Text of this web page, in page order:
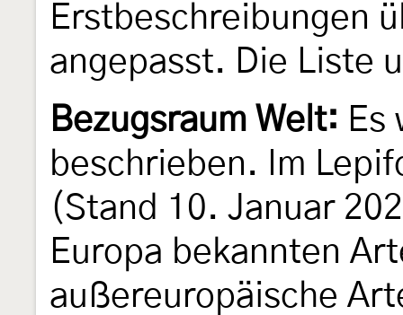
Erstbeschreibungen
angepasst. Die Liste
Bezugsraum Welt: Es
beschrieben. Im
(Stand 10. Januar
Europa bekannten
außereuropäische